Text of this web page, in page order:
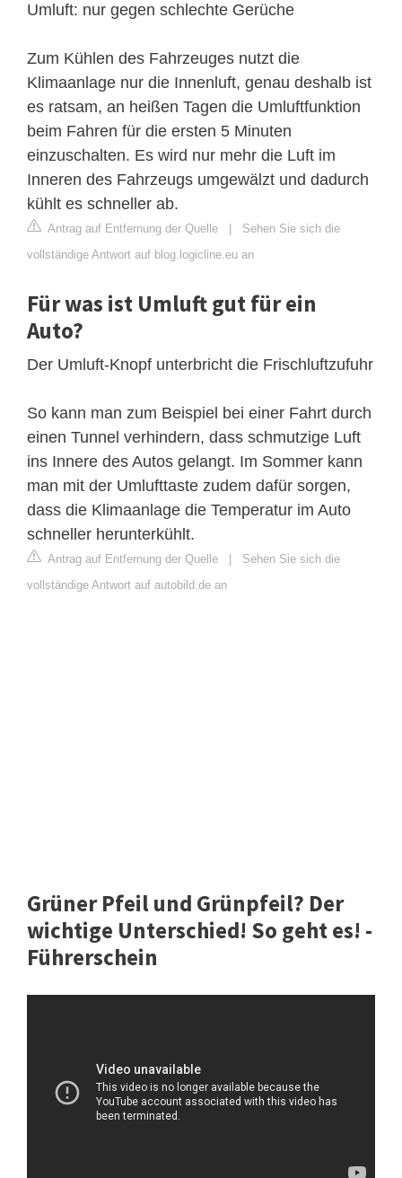
Umluft: nur gegen schlechte Gerüche
Zum Kühlen des Fahrzeuges nutzt die
Klimaanlage nur die Innenluft, genau deshalb ist
es ratsam, an heißen Tagen die Umluftfunktion
beim Fahren für die ersten 5 Minuten
einzuschalten. Es wird nur mehr die Luft im
Inneren des Fahrzeugs umgewälzt und dadurch
kühlt es schneller ab.
Antrag auf Entfernung der Quelle
Sehen Sie sich die
vollständige Antwort auf blog.logicline.eu an
Für was ist Umluft gut für ein
Auto?
Der Umluft-Knopf unterbricht die Frischluftzufuhr
So kann man zum Beispiel bei einer Fahrt durch
einen Tunnel verhindern, dass schmutzige Luft
ins Innere des Autos gelangt. Im Sommer kann
man mit der Umlufttaste zudem dafür sorgen,
dass die Klimaanlage die Temperatur im Auto
schneller herunterkühlt.
Antrag auf Entfernung der Quelle
Sehen Sie sich die
vollständige Antwort auf autobild.de an
Grüner Pfeil und Grünpfeil? Der
wichtige Unterschied! So geht es! -
Führerschein